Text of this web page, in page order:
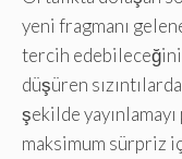
yeni fragmanı
tercih
düşüren
şekilde
maksimum sürpriz